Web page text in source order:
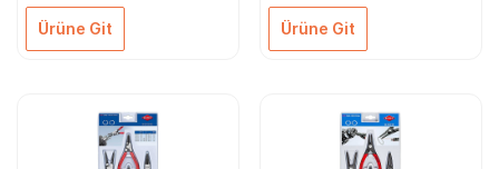
Ürüne Git Ürüne Git